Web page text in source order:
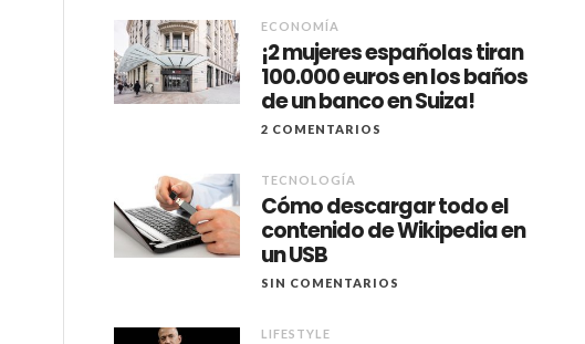
ECONOMÍA
¡2 mujeres españolas tiran
100.000 euros en los baños
de un banco en Suiza!
2 COMENTARIOS
TECNOLOGÍA
Cómo descargar todo el
contenido de Wikipedia en
un USB
SIN COMENTARIOS
LIFESTYLE